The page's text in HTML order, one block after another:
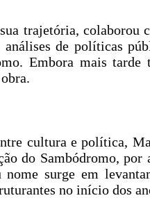
trajetória, colaborou
análises de políticas
Embora mais
cultura e política,
do Sambódromo,
surge em
no início dos